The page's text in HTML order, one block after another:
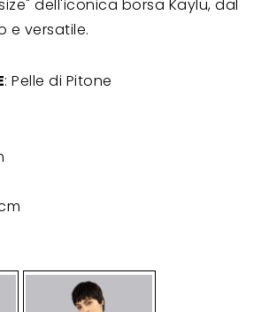
dell'iconica borsa Kaylu, dal
e versatile.
: Pelle di Pitone